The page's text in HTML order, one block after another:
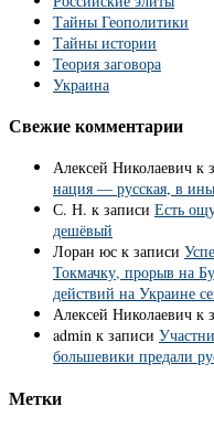
Тайны Геополитики
Тайны истории
Теория заговора
Украина
Свежие комментарии
Алексей Николаевич к
нация — русская, в
С. Н. к записи Есть
дешёвый
Лоран юс к записи
Токмачку, прорыв на
действий на Украине
Алексей Николаевич к
admin к записи
большевики предали
Метки